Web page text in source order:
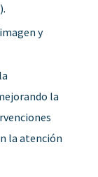
y
la
la atención